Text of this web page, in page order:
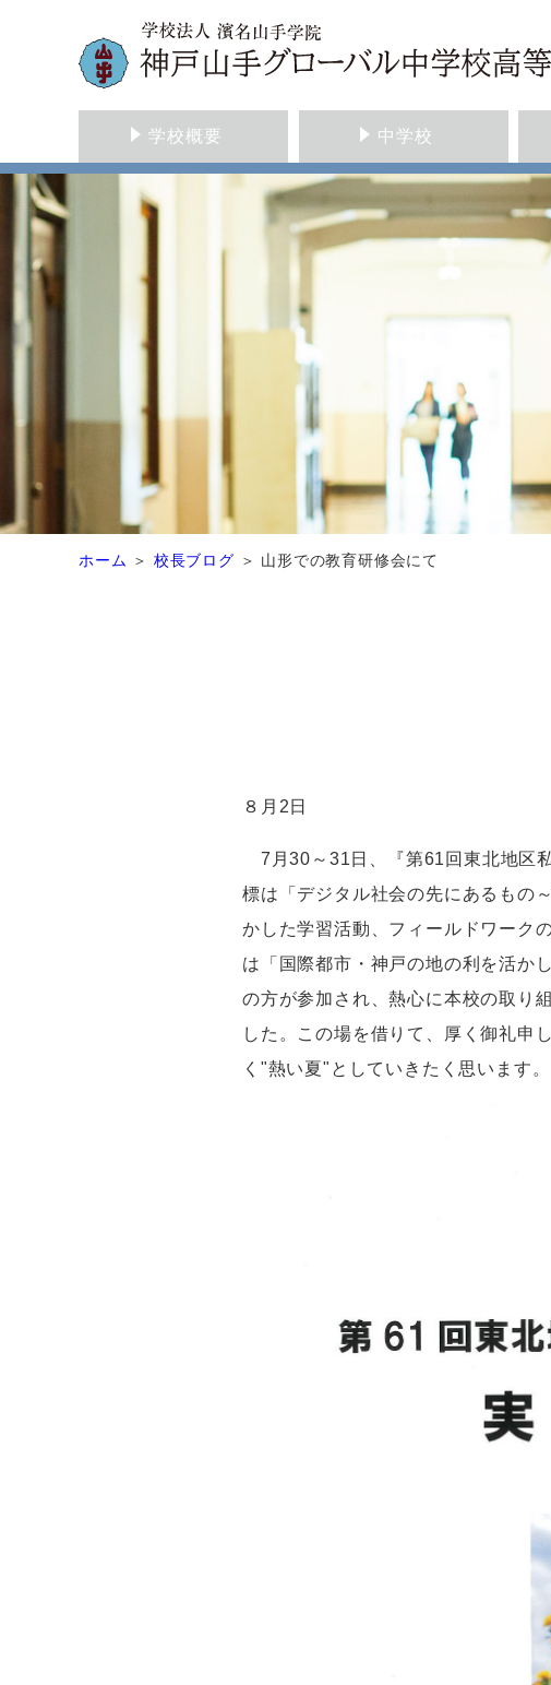
学校概要 中学校
ホーム 校長ブログ 山形での教育研修会にて
８月2日
7月30～31日、『第61回東北地区
標は「デジタル社会の先にあるもの
かした学習活動、フィールドワーク
は「国際都市・神戸の地の利を活か
の方が参加され、熱心に本校の取り
した。この場を借りて、厚く御礼申
く"熱い夏"としていきたく思います。